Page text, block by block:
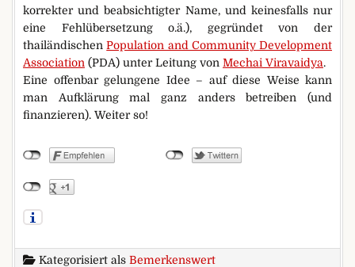
korrekter und beabsichtigter Name, und keinesfalls nur
eine Fehlübersetzung o.ä.), gegründet von der
thailändischenPopulation and Community Development
Association (PDA) unter Leitung von Mechai Viravaidya.
Eine offenbar gelungene Idee – auf diese Weise kann
man Aufklärung mal ganz anders betreiben (und
finanzieren). Weiter so!
Kategorisiert als Bemerkenswert